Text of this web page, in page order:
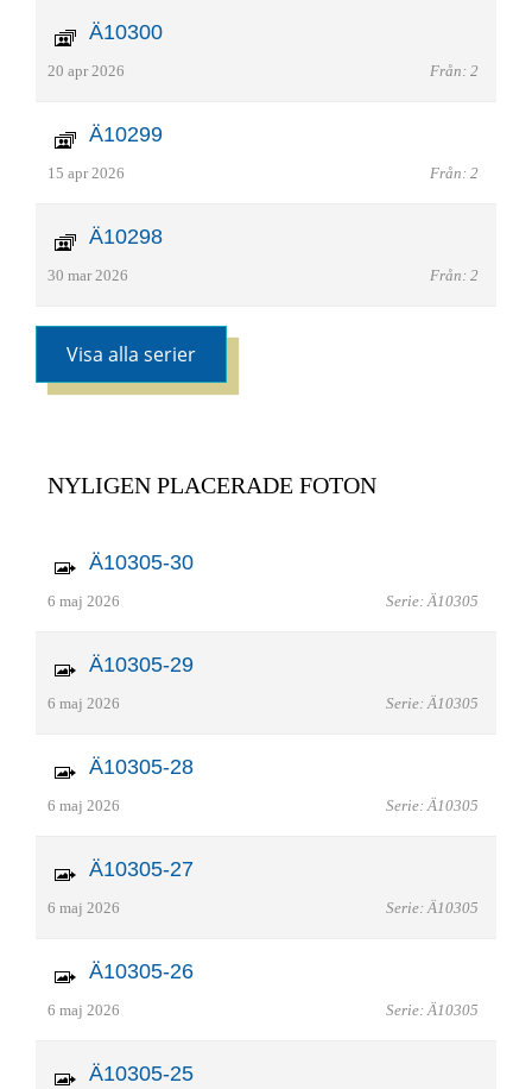
Ä10300
20 apr 2026 Från: 2
Ä10299
15 apr 2026 Från: 2
Ä10298
30 mar 2026 Från: 2
Visa alla serier
NYLIGEN PLACERADE FOTON
Ä10305-30
6 maj 2026 Serie: Ä10305
Ä10305-29
6 maj 2026 Serie: Ä10305
Ä10305-28
6 maj 2026 Serie: Ä10305
Ä10305-27
6 maj 2026 Serie: Ä10305
Ä10305-26
6 maj 2026 Serie: Ä10305
Ä10305-25